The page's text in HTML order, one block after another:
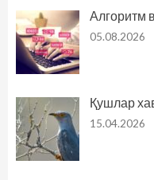
Алгоритм
05.08.2026
Қушлар
15.04.2026